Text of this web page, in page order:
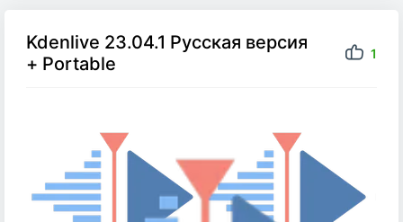
Kdenlive 23.04.1 Русская версия
+ Portable
1